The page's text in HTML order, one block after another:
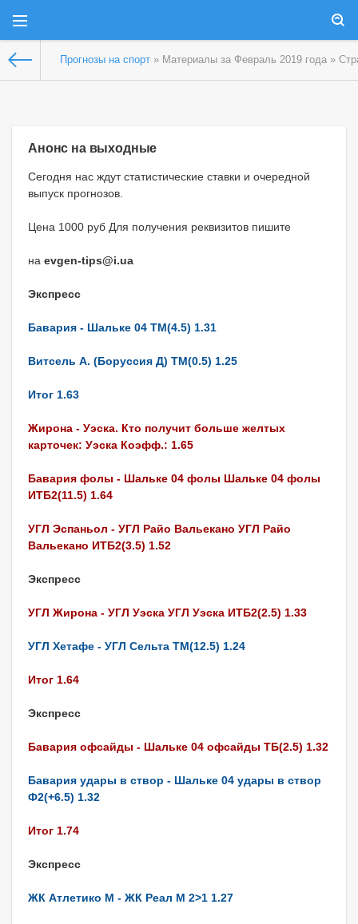
Прогнозы на спорт » Материалы за Февраль 2019 года »
Анонс на выходные
Сегодня нас ждут статистические ставки и очередной
выпуск прогнозов.
Цена 1000 руб Для получения реквизитов пишите
на evgen-tips@i.ua
Экспресс
Бавария - Шальке 04 ТМ(4.5) 1.31
Витсель А. (Боруссия Д) ТМ(0.5) 1.25
Итог 1.63
Жирона - Уэска. Кто получит больше желтых
карточек: Уэска Коэфф.: 1.65
Бавария фолы - Шальке 04 фолы Шальке 04 фолы
ИТБ2(11.5) 1.64
УГЛ Эспаньол - УГЛ Райо Вальекано УГЛ Райо
Вальекано ИТБ2(3.5) 1.52
Экспресс
УГЛ Жирона - УГЛ Уэска УГЛ Уэска ИТБ2(2.5) 1.33
УГЛ Хетафе - УГЛ Сельта ТМ(12.5) 1.24
Итог 1.64
Экспресс
Бавария офсайды - Шальке 04 офсайды ТБ(2.5) 1.32
Бавария удары в створ - Шальке 04 удары в створ
Ф2(+6.5) 1.32
Итог 1.74
Экспресс
ЖК Атлетико М - ЖК Реал М 2>1 1.27